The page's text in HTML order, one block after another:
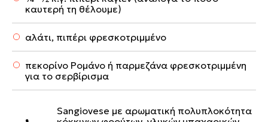
καυτερή τη θέλουμε)
αλάτι, πιπέρι φρεσκοτριμμένο
πεκορίνο Ρομάνο ή παρμεζάνα φρεσκοτριμμένη
για το σερβίρισμα
Sangiovese με αρωματική πολυπλοκότητα